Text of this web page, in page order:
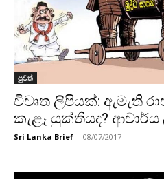
පුවත්
විවෘත ලිපියක්: ඇමැති
කැළෑ යුක්තියද? ආචාර්ය
Sri Lanka Brief - 08/07/2017